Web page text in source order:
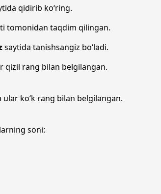
qidirib ko‘ring.
tomonidan taqdim qilingan.
saytida tanishsangiz bo‘ladi.
qizil rang bilan belgilangan.
ular ko‘k rang bilan belgilangan.
soni: